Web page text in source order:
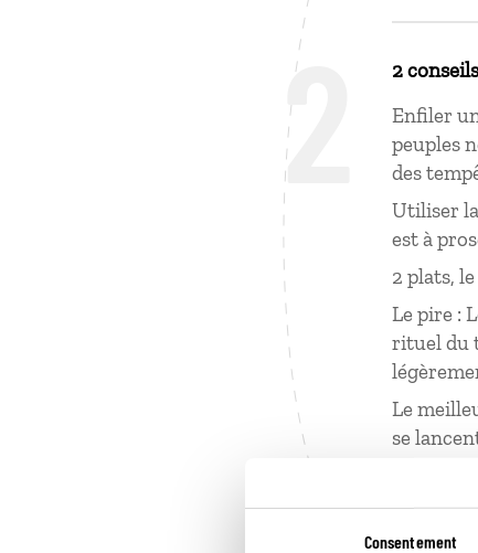
Consentement
2
2
Enfiler
peuples
des
Utiliser
est à
2 plats,
Le pire :
rituel du
Le
se
Les